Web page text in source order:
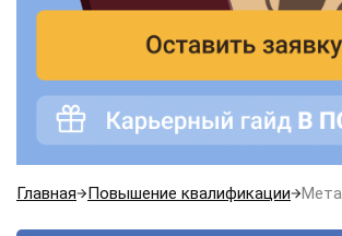
Главная Повышение квалификации